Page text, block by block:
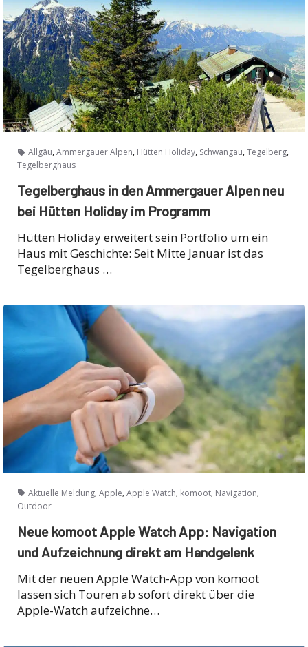
Allgäu, Ammergauer Alpen, Hütten Holiday, Schwangau, Tegelberg,
Tegelberghaus
Tegelberghaus in den Ammergauer Alpen neu
bei Hütten Holiday im Programm
Hütten Holiday erweitert sein Portfolio um ein
Haus mit Geschichte: Seit Mitte Januar ist das
Tegelberghaus …
Aktuelle Meldung, Apple, Apple Watch, komoot, Navigation,
Outdoor
Neue komoot Apple Watch App: Navigation
und Aufzeichnung direkt am Handgelenk
Mit der neuen Apple Watch-App von komoot
lassen sich Touren ab sofort direkt über die
Apple-Watch aufzeichne…